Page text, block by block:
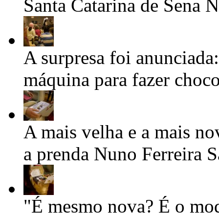
Santa Catarina de Sena
A surpresa foi
máquina para fazer
A mais velha e a mais
a prenda Nuno Ferreira
"É mesmo nova? É o